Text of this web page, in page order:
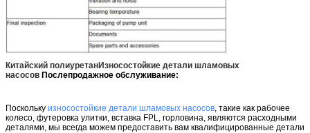
Китайский полиуретанИзносостойкие детали шламовых
насосов Послепродажное обслуживание:
Поскольку износостойкие детали шламовых насосов, такие как рабочее
колесо, футеровка улитки, вставка FPL, горловина, являются расходными
деталями, мы всегда можем предоставить вам квалифицированные детали